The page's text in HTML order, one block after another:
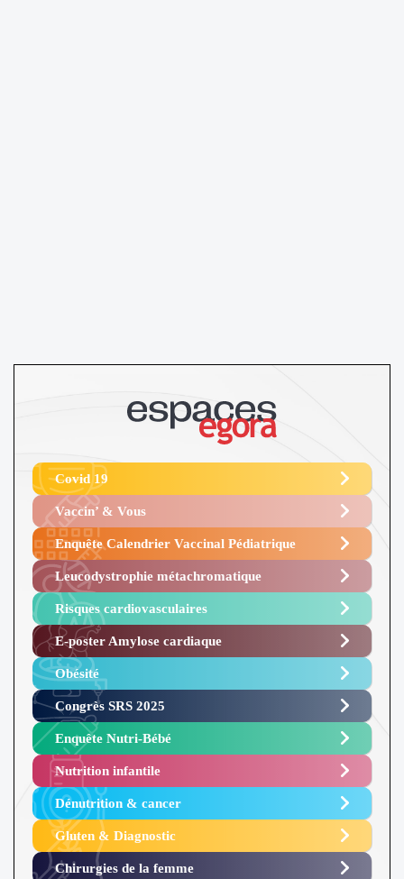
Covid 19
Vaccin’ & Vous
Enquête Calendrier Vaccinal Pédiatrique
Leucodystrophie métachromatique
Risques cardiovasculaires
E-poster Amylose cardiaque ​
Obésité ​
Congrès SRS 2025 ​
Enquête Nutri-Bébé ​
Nutrition infantile
Dénutrition & cancer
Gluten & Diagnostic
Chirurgies de la femme